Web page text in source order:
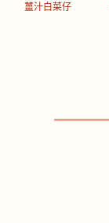
薑汁白菜仔